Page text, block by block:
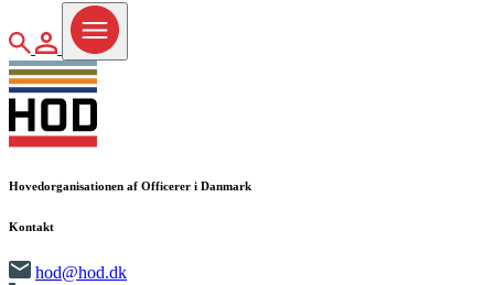
MitHOD
Menu
Hovedorganisationen af Officerer i Danmark
Kontakt
hod@hod.dk